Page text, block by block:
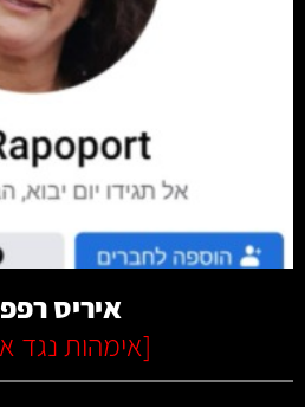
קרא
איריס
[אימהות נגד